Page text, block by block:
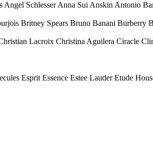
Schlesser Anna Sui Anskin Antonio
Britney Spears Bruno Banani Burberry
Lacroix Christina Aguilera Ciracle
Esprit Essence Estee Lauder Etude